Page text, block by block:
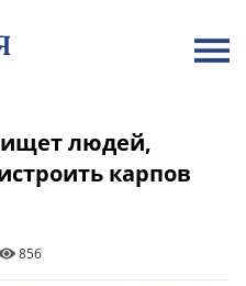
ищет людей,
карпов
856